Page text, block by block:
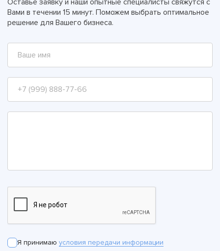
Оставье заявку и наши опытные специалисты свяжутся с
Вами в течении 15 минут. Поможем выбрать оптимальное
решение для Вашего бизнеса.
Я принимаю условия передачи информации